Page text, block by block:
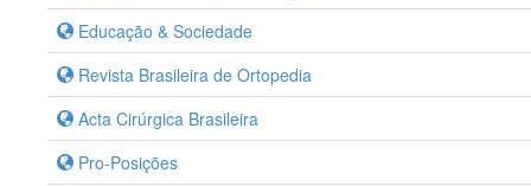
Educação & Sociedade
Revista Brasileira de Ortopedia
Acta Cirúrgica Brasileira
Pro-Posições